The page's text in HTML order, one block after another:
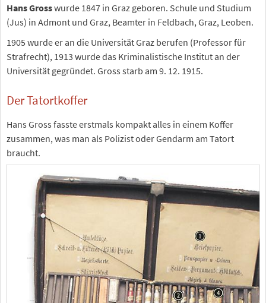
Hans Grosswurde 1847 in Graz geboren. Schule und Studium
(Jus) in Admont und Graz, Beamter in Feldbach, Graz, Leoben.
1905 wurde er an die Universität Graz berufen (Professor für
Strafrecht), 1913 wurde das Kriminalistische Institut an der
Universität gegründet. Gross starb am 9. 12. 1915.
Der Tatortkoffer
Hans Gross fasste erstmals kompakt alles in einem Koffer
zusammen, was man als Polizist oder Gendarm am Tatort
braucht.